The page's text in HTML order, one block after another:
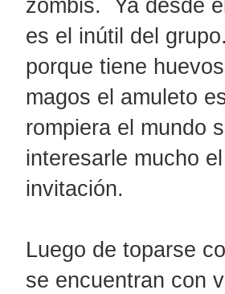
zombis. Ya desde
es el inútil del
porque tiene
magos el amuleto
rompiera el mundo
interesarle mucho
invitación.
Luego de toparse
se encuentran con